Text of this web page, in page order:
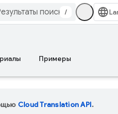
/
Примеры
Cloud Translation API.